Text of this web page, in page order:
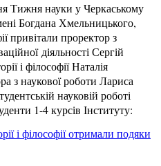
Тижня науки у Черкаському
Богдана Хмельницького,
привітали проректор з
діяльності Сергій
і філософії Наталія
з наукової роботи Лариса
науковій роботі
1-4 курсів Інституту:
і філософії отримали подяки